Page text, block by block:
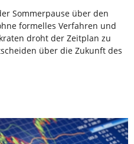
Sommerpause über den
formelles Verfahren und
droht der Zeitplan zu
über die Zukunft des